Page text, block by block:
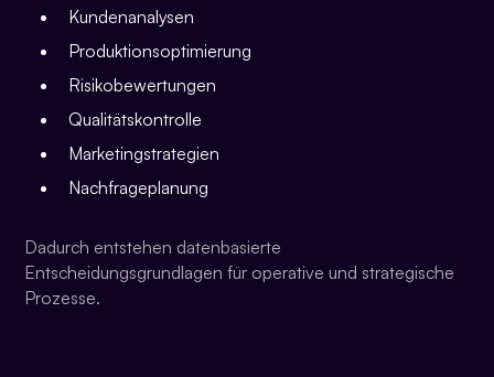
Kundenanalysen
Produktionsoptimierung
Risikobewertungen
Qualitätskontrolle
Marketingstrategien
Nachfrageplanung
Dadurch entstehen datenbasierte
Entscheidungsgrundlagen für operative und strategische
Prozesse.